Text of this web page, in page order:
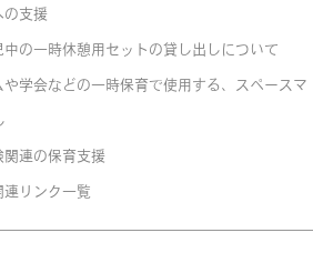
の支援
中の一時休憩用セットの貸し出しについて
や学会などの一時保育で使用する、スペースマ
関連の保育支援
連リンク一覧